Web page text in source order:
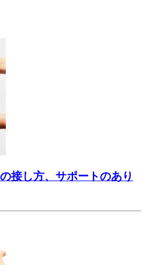
接し方、サポートのあり